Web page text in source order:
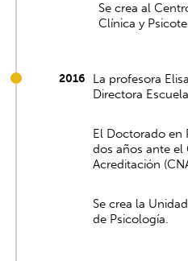
Se crea al
Clínica y
2016
La profesora
Directora
El Doctorado en
dos años ante el
Acreditación
Se crea la
de Psicología.